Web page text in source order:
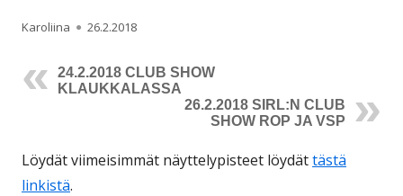
Kirjoittaja
Karoliina Julkaistu
26.2.2018
24.2.2018 CLUB SHOW
KLAUKKALASSA
26.2.2018 SIRL:N CLUB
SHOW ROP JA VSP
Löydät viimeisimmät näyttelypisteet löydättästä
linkistä.